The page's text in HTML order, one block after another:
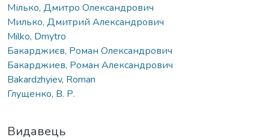
Мілько, Дмитро Олександрович
Милько, Дмитрий Александрович
Milko, Dmytro
Бакарджиєв, Роман Олександрович
Бакарджиев, Роман Александрович
Bakardzhyiev, Roman
Глущенко, В. Р.
Видавець